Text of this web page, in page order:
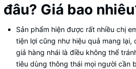
đâu? Giá bao
Sản phẩm hiện được rất nhiều chị
tiện lợi cũng như hiệu quả mang lại,
giả hàng nhái là điều không thể
tiêu dùng thông thái mọi người cần